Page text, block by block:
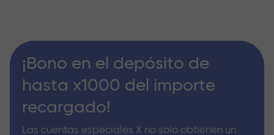
¡Bono en el depósito de
hasta x1000 del importe
recargado!
Las cuentas especiales X no solo obtienen un